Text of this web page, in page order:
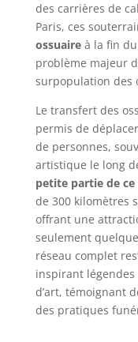
des carrières de
Paris, ces
ossuaireà la fin du
problème majeur
surpopulation des
Le transfert des
permis de
de personnes,
artistique le long
petite partie de
de 300 kilomètres
offrant une
seulement
réseau complet
inspirant
d’art, témoignant
des pratiques